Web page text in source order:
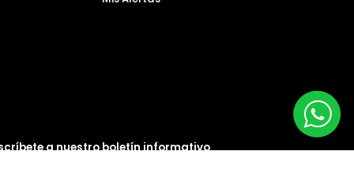
a nuestro boletín informativo